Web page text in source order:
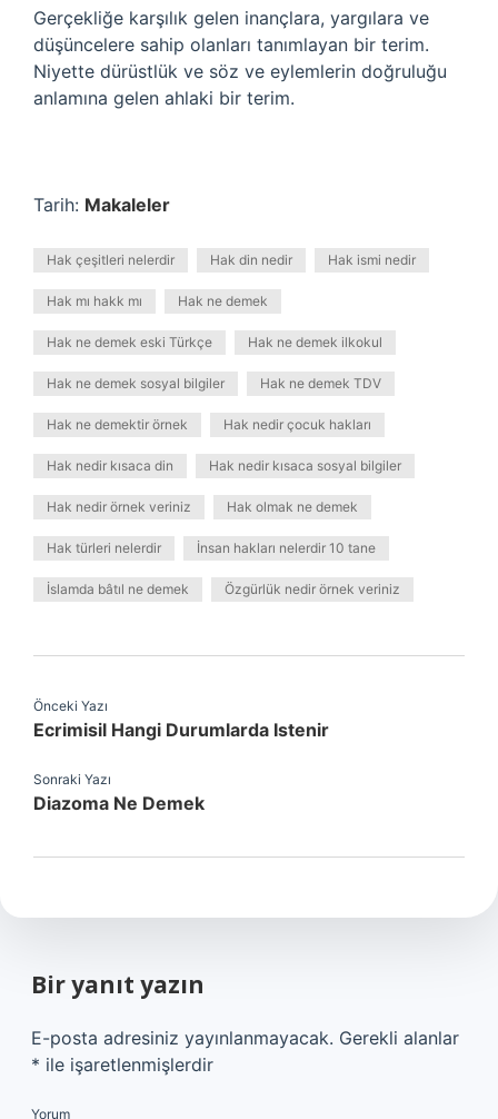
Gerçekliğe karşılık gelen inançlara, yargılara ve
düşüncelere sahip olanları tanımlayan bir terim.
Niyette dürüstlük ve söz ve eylemlerin doğruluğu
anlamına gelen ahlaki bir terim.
Tarih: Makaleler
Hak çeşitleri nelerdir Hak din nedir Hak ismi nedir
Hak mı hakk mı Hak ne demek
Hak ne demek eski Türkçe Hak ne demek ilkokul
Hak ne demek sosyal bilgiler Hak ne demek TDV
Hak ne demektir örnek Hak nedir çocuk hakları
Hak nedir kısaca din Hak nedir kısaca sosyal bilgiler
Hak nedir örnek veriniz Hak olmak ne demek
Hak türleri nelerdir İnsan hakları nelerdir 10 tane
İslamda bâtıl ne demek Özgürlük nedir örnek veriniz
Önceki Yazı
Ecrimisil Hangi Durumlarda Istenir
Sonraki Yazı
Diazoma Ne Demek
Bir yanıt yazın
E-posta adresiniz yayınlanmayacak. Gerekli alanlar
* ile işaretlenmişlerdir
Yorum